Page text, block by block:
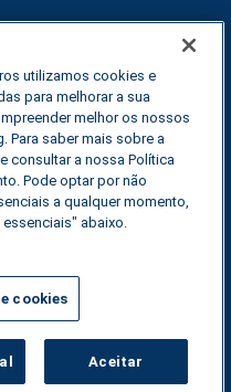
Política de privacidade
utilizamos cookies e
para melhorar a sua
melhor os nossos
Para saber mais sobre a
consultar a nossa Política
Pode optar por não
a qualquer momento,
abaixo.
cookies
Aceitar